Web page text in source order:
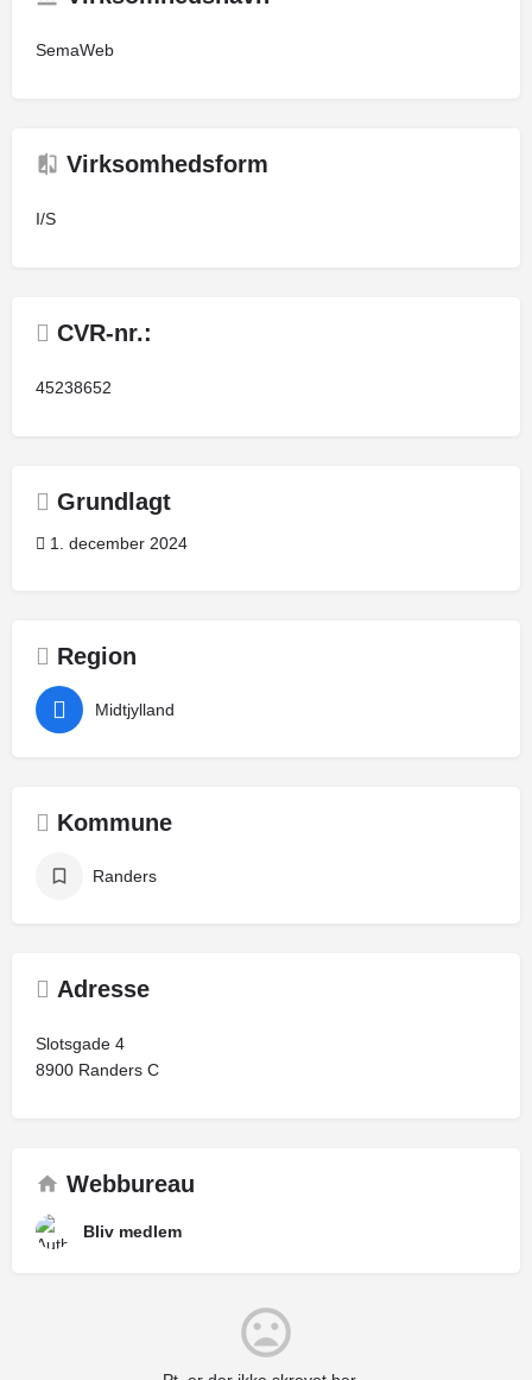
SemaWeb
Virksomhedsform
I/S
CVR-nr.:
45238652
Grundlagt
1. december 2024
Region
Midtjylland
Kommune
Randers
Adresse
Slotsgade 4
8900 Randers C
Webbureau
Bliv medlem